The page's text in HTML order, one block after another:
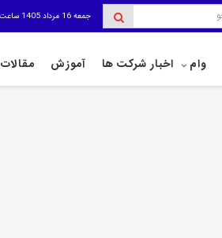
جمعه 16 مرداد 1405 ساعت 23 و 13 دقیقه
وام اخبار شرکت ها آموزش مقالات